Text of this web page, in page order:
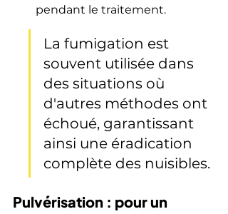
pendant le traitement.
La fumigation est
souvent utilisée dans
des situations où
d'autres méthodes ont
échoué, garantissant
ainsi une éradication
complète des nuisibles.
Pulvérisation : pour un